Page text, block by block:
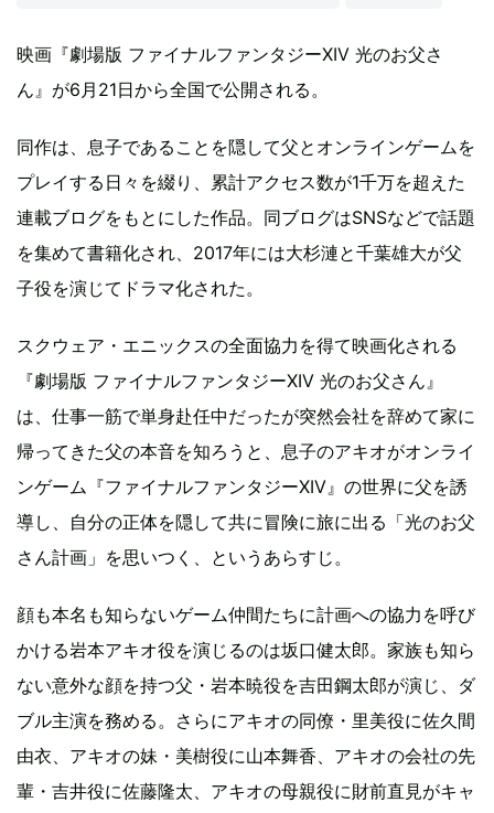
映画『劇場版 ファイナルファンタジーXIV 光のお父さ
ん』が6月21日から全国で公開される。
同作は、息子であることを隠して父とオンラインゲームを
プレイする日々を綴り、累計アクセス数が1千万を超えた
連載ブログをもとにした作品。同ブログはSNSなどで話題
を集めて書籍化され、2017年には大杉漣と千葉雄大が父
子役を演じてドラマ化された。
スクウェア・エニックスの全面協力を得て映画化される
『劇場版 ファイナルファンタジーXIV 光のお父さん』
は、仕事一筋で単身赴任中だったが突然会社を辞めて家に
帰ってきた父の本音を知ろうと、息子のアキオがオンライ
ンゲーム『ファイナルファンタジーXIV』の世界に父を誘
導し、自分の正体を隠して共に冒険に旅に出る「光のお父
さん計画」を思いつく、というあらすじ。
顔も本名も知らないゲーム仲間たちに計画への協力を呼び
かける岩本アキオ役を演じるのは坂口健太郎。家族も知ら
ない意外な顔を持つ父・岩本暁役を吉田鋼太郎が演じ、ダ
ブル主演を務める。さらにアキオの同僚・里美役に佐久間
由衣、アキオの妹・美樹役に山本舞香、アキオの会社の先
輩・吉井役に佐藤隆太、アキオの母親役に財前直見がキャ